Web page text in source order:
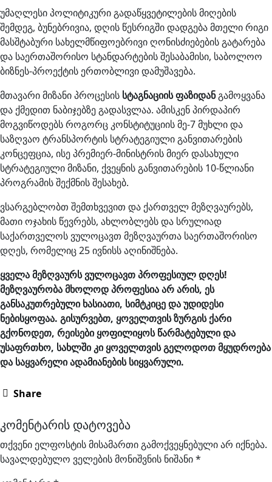
უმაღლესი პოლიტიკური გადაწყვეტილების მიღების
შემდეგ, ბუნებრივია, დღის წესრიგში დადგება მთელი რიგი
მასშტაბური სახელმწიფოებრივი ღონისძიებების გატარება
და საერთაშორისო სტანდარტების შესაბამისი, საბოლოო
ბიზნეს-პროექტის ერთობლივი დამუშავება.
მთავარი მიზანი პროცესის სტაგნაციის ფაზიდანგამოყვანა
და ქმედით ნაბიჯებზე გადასვლაა. ამისკენ პირდაპირ
მოგვიწოდებს როგორც კონსტიტუციის მე-7 მუხლი და
საზღვაო ტრანსპორტის სტრატეგიული განვითარების
კონცეფცია, ისე პრემიერ-მინისტრის მიერ დასახული
სტრატეგიული მიზანი, ქვეყნის განვითარების 10-წლიანი
პროგრამის შექმნის შესახებ.
ვსარგებლობთ შემთხვევით და ქართველ მეზღვაურებს,
მათი ოჯახის წევრებს, ახლობლებს და სრულიად
საქართველოს ვულოცავთ მეზღვაურთა საერთაშორისო
დღეს, რომელიც 25 ივნისს აღინიშნება.
ყველა მეზღვაურს ვულოცავთ პროფესიულ დღეს!
მეზღვაურობა მხოლოდ პროფესია არ არის, ეს
განსაკუთრებული ხასიათი, სიმტკიცე და უდიდესი
ნებისყოფაა. გისურვებთ, ყოველთვის ზურგის ქარი
გქონოდეთ, რეისები ყოფილიყოს წარმატებული და
უსაფრთხო, სახლში კი ყოველთვის გელოდოთ მყუდროება
და საყვარელი ადამიანების სიყვარული.
Share
კომენტარის დატოვება
თქვენი ელფოსტის მისამართი გამოქვეყნებული არ იქნება.
სავალდებულო ველების მონიშვნის ნიშანი*